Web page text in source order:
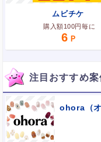
ムビチケ
購入額100円毎に
6
日テレポシュレ
購入額100円毎に
12
Ropping（ロッピン
購入額100円毎に
18
Acer公式オンラインス
購入額100円毎に
18
楽天Kobo電子書籍ス
購入額100円毎に
18
購入額100円毎に
35
ロクシタンオンラインシ
購入額100円毎に
18
湖池屋オンライン
購入額100円毎に
24
ローチケ旅行【国内航
国内航空券購入で
9,000
注目おすすめ案
ohora（オ